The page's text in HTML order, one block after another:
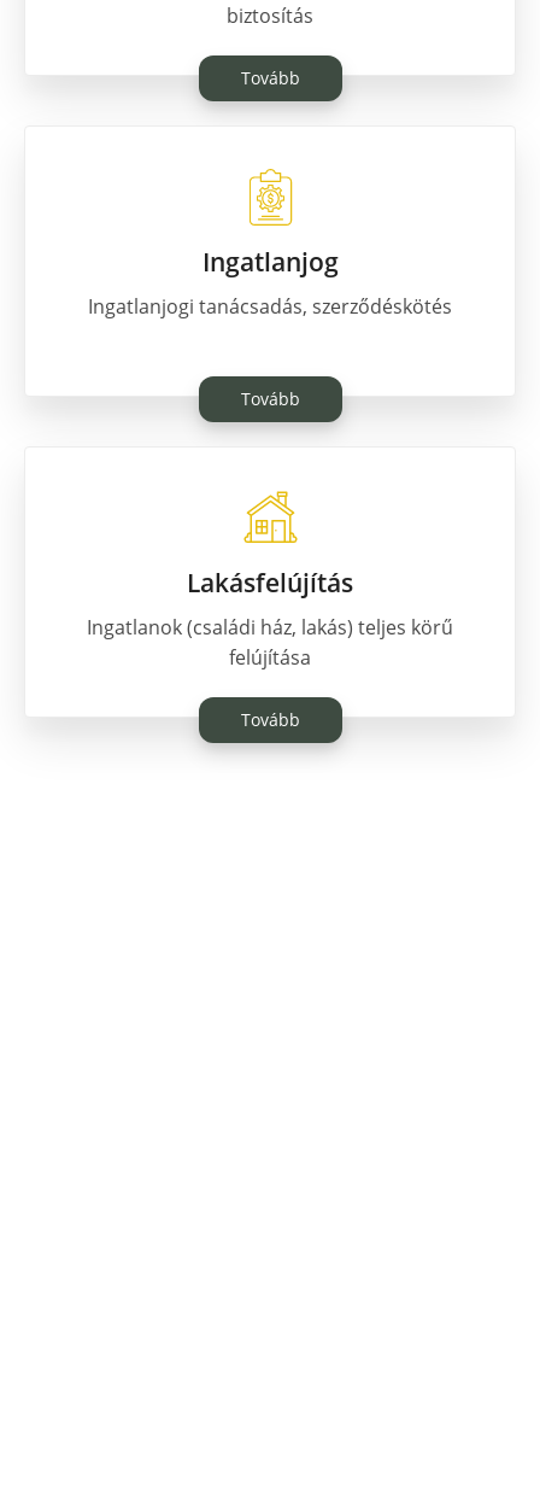
biztosítás
Tovább
Ingatlanjog
Ingatlanjogi tanácsadás, szerződéskötés
Tovább
Lakásfelújítás
Ingatlanok (családi ház, lakás) teljes körű
felújítása
Tovább